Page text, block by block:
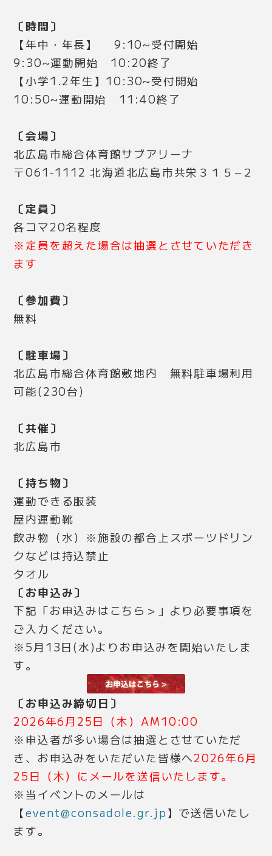
〔時間〕
【年中・年長】 9:10~受付開始
9:30~運動開始 10:20終了
【小学1.2年生】10:30~受付開始
10:50~運動開始 11:40終了
〔会場〕
北広島市総合体育館サブアリーナ
〒061-1112 北海道北広島市共栄３１５−２
〔定員〕
各コマ20名程度
※定員を超えた場合は抽選とさせていただき
ます
〔参加費〕
無料
〔駐車場〕
北広島市総合体育館敷地内 無料駐車場利用
可能(230台)
〔共催〕
北広島市
〔持ち物〕
運動できる服装
屋内運動靴
飲み物（水）※施設の都合上スポーツドリン
クなどは持込禁止
タオル
〔お申込み〕
下記「お申込みはこちら＞」より必要事項を
ご入力ください。
※5月13日(水)よりお申込みを開始いたしま
す。
〔お申込み締切日〕
2026年6月25日（木）AM10:00
※申込者が多い場合は抽選とさせていただ
き、お申込みをいただいた皆様へ2026年6月
25日（木） にメールを送信いたします。
※当イベントのメールは
【event@consadole.gr.jp】で送信いたし
ます。